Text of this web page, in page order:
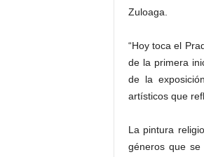
Zuloaga.
“Hoy toca el
de la primera
de la
artísticos que
La pintura
géneros que